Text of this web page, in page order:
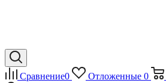
Сравнение0 Отложенные 0